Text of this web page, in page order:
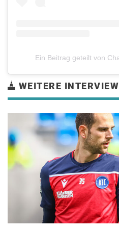
Ein Beitrag geteilt von
WEITERE